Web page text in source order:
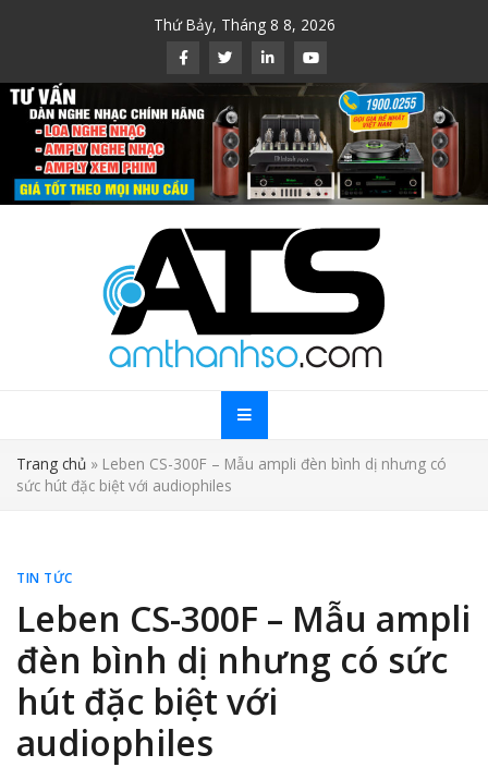
Thứ Bảy, Tháng 8 8, 2026
Trang chủ » Leben CS-300F – Mẫu ampli đèn bình dị nhưng có
sức hút đặc biệt với audiophiles
TIN TỨC
Leben CS-300F – Mẫu ampli
đèn bình dị nhưng có sức
hút đặc biệt với
audiophiles